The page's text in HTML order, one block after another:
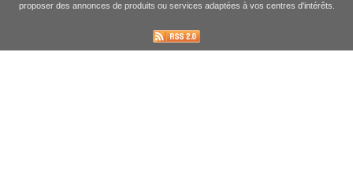
proposer des annonces de produits ou services adaptées à vos centres d'intérêts.